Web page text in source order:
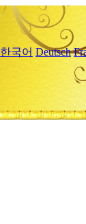
한국어 Deutsch